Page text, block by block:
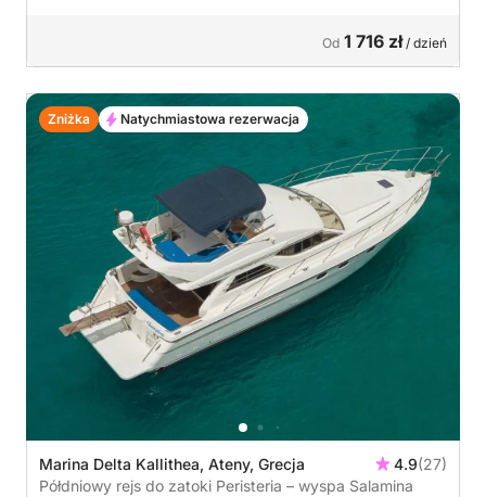
Od 1 716 zł/ dzień
Marina Delta Kallithea, Ateny, Grecja 4.9(27)
Półdniowy rejs do zatoki Peristeria – wyspa Salamina
Zniżka Natychmiastowa rezerwacja